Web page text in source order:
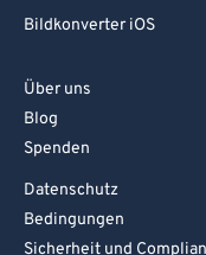
Bildkonverter iOS
Über uns
Blog
Spenden
Datenschutz
Bedingungen
Sicherheit und